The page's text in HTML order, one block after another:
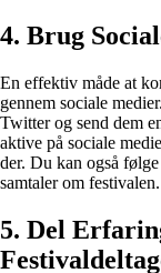
4. Brug
En effektiv måde at
gennem sociale
Twitter og send dem
aktive på sociale
der. Du kan også
samtaler om festivalen.
5. Del